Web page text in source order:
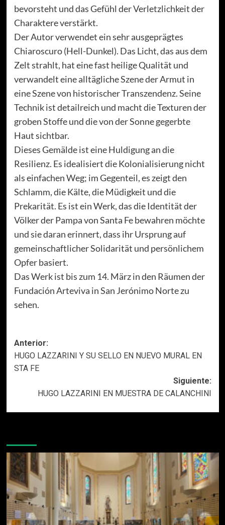
bevorsteht und das Gefühl der Verletzlichkeit der
Charaktere verstärkt.
Der Autor verwendet ein sehr ausgeprägtes
Chiaroscuro (Hell-Dunkel). Das Licht, das aus dem
Zelt strahlt, hat eine fast heilige Qualität und
verwandelt eine alltägliche Szene der Armut in
eine Szene von historischer Transzendenz. Seine
Technik ist detailreich und macht die Texturen der
groben Stoffe und die von der Sonne gegerbte
Haut sichtbar.
Dieses Gemälde ist eine Huldigung an die
Resilienz. Es idealisiert die Kolonialisierung nicht
als einfachen Weg; im Gegenteil, es zeigt den
Schlamm, die Kälte, die Müdigkeit und die
Prekarität. Es ist ein Werk, das die Identität der
Völker der Pampa von Santa Fe bewahren möchte
und sie daran erinnert, dass ihr Ursprung auf
gemeinschaftlicher Solidarität und persönlichem
Opfer basiert.
Das Werk ist bis zum 14. März in den Räumen der
Fundación Arteviva in San Jerónimo Norte zu
sehen.
Navegación
de
Anterior:
HUGO LAZZARINI Y SU SELLO EN NUEVO MURAL EN
STA FE
Siguiente:
HUGO LAZZARINI EN MUESTRA DE CALANCHINI